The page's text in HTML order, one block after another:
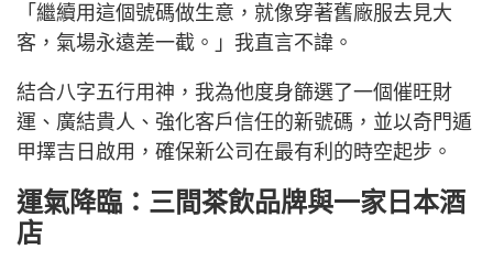
「繼續用這個號碼做生意，就像穿著舊廠服去見大
客，氣場永遠差一截。」我直言不諱。
結合八字五行用神，我為他度身篩選了一個催旺財
運、廣結貴人、強化客戶信任的新號碼，並以奇門遁
甲擇吉日啟用，確保新公司在最有利的時空起步。
運氣降臨：三間茶飲品牌與一家日本酒
店